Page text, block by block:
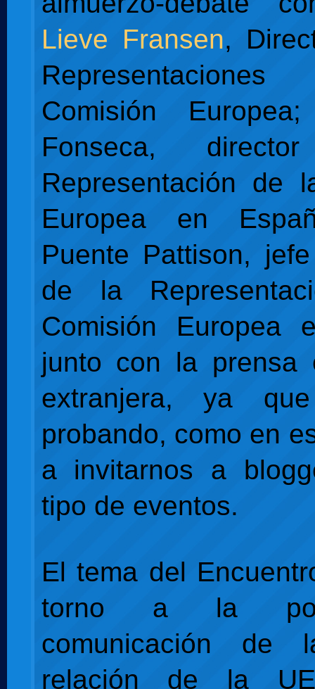
Lieve Fransen,
Comisión
Fonseca,
Representación de
Europea en
Puente Pattison,
de la
Comisión Europea
junto con la prensa
extranjera, ya
probando, como en
a invitarnos a
tipo de eventos.
El tema del
torno a la
comunicación
relación de la